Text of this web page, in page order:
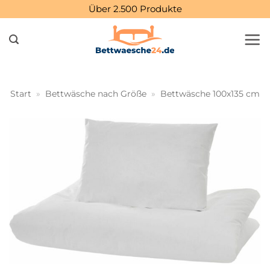
springen
Über 2.500 Produkte
Start » Bettwäsche nach Größe » Bettwäsche 100x135 cm